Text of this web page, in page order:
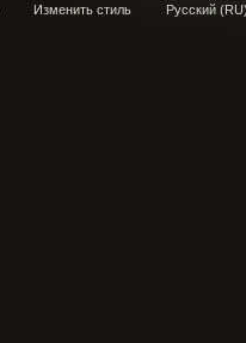
Изменить стиль Русский